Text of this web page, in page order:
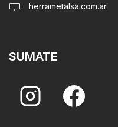
herrametalsa.com.ar
SUMATE